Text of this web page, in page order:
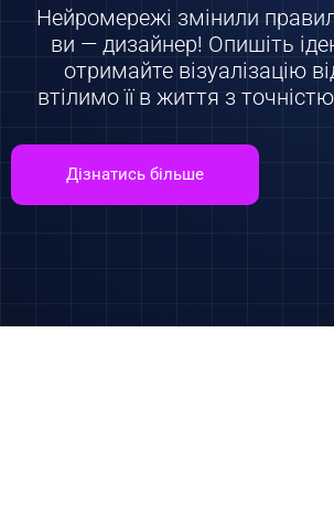
Нейромережі змінили
ви — дизайнер! Опишіть
отримайте візуалізацію
втілимо її в життя з
Дізнатись більше